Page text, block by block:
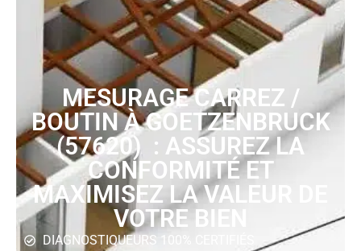
MESURAGE CARREZ /
BOUTIN À GOETZENBRUCK
(57620) : ASSUREZ LA
CONFORMITÉ ET
MAXIMISEZ LA VALEUR DE
VOTRE BIEN
DIAGNOSTIQUEURS 100% CERTIFIÉS